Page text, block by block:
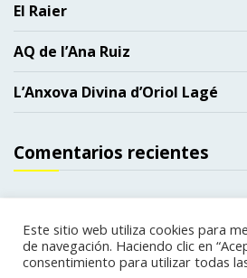
El Raier
AQ de l’Ana Ruiz
L’Anxova Divina d’Oriol Lagé
Comentarios recientes
Copyright. Todos los
Política de privacidad
Este sitio web utiliza cookies para
de navegación. Haciendo clic en
consentimiento para utilizar todas